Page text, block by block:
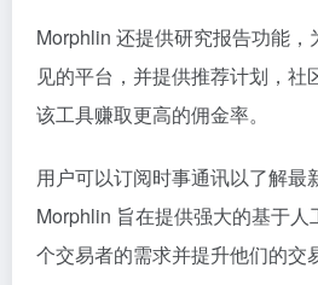
Morphlin 还提供研究报告功能
见的平台，并提供推荐计划，社
该工具赚取更高的佣金率。
用户可以订阅时事通讯以了解最
Morphlin 旨在提供强大的基于
个交易者的需求并提升他们的交